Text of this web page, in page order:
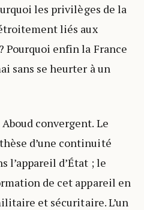
les privilèges de la
liés aux
Pourquoi enfin la France
sans se heurter à un
convergent. Le
d’une continuité
l’appareil d’État ; le
de cet appareil en
et sécuritaire. L’un